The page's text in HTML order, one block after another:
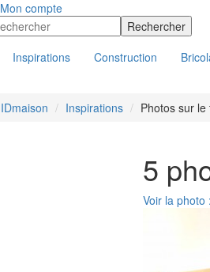
Mon compte
Inspirations Construction
IDmaison Inspirations Photos sur
5
Voir la photo :